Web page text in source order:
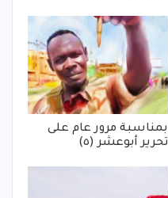
بمناسبة مرور عام على
تحرير أبوعشر (٥)